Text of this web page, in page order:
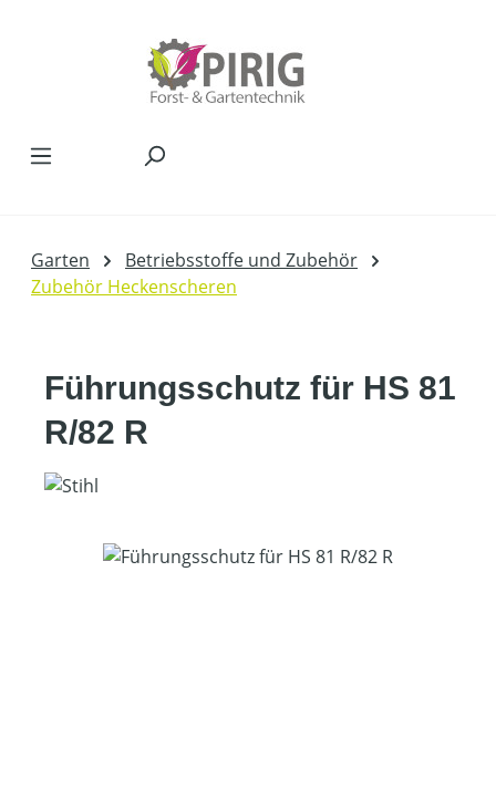
Garten
Betriebsstoffe und Zubehör
Zubehör Heckenscheren
Führungsschutz für HS 81
R/82 R
Bildergalerie überspringen